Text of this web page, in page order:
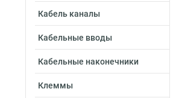
Кабель каналы
Кабельные вводы
Кабельные наконечники
Клеммы